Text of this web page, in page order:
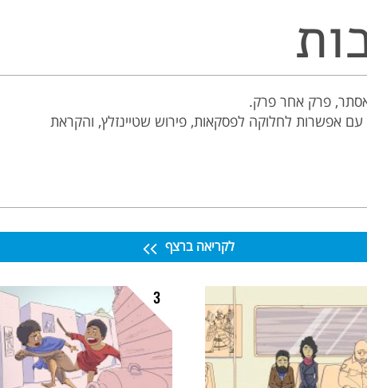
אסתר, פרק אחר פרק.
אפשרות לחלוקה לפסקאות, פירוש שטיינזלץ, והקראת
לקריאה ברצף
3